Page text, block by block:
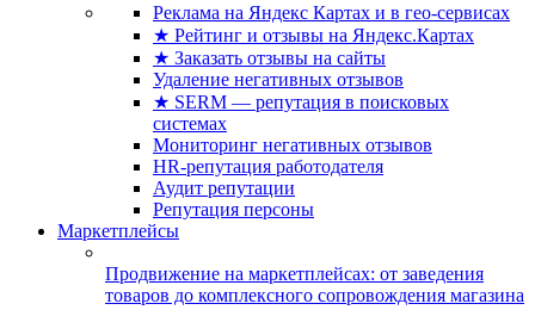
Реклама на Яндекс Картах и в гео-сервисах
★ Рейтинг и отзывы на Яндекс.Картах
★ Заказать отзывы на сайты
Удаление негативных отзывов
★ SERM — репутация в поисковых
системах
Мониторинг негативных отзывов
HR-репутация работодателя
Аудит репутации
Репутация персоны
Маркетплейсы
Продвижение на маркетплейсах: от заведения
товаров до комплексного сопровождения магазина